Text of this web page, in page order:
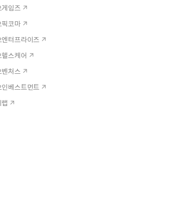
임즈
코마
엔터프라이즈
스케어
처스
인베스트먼트